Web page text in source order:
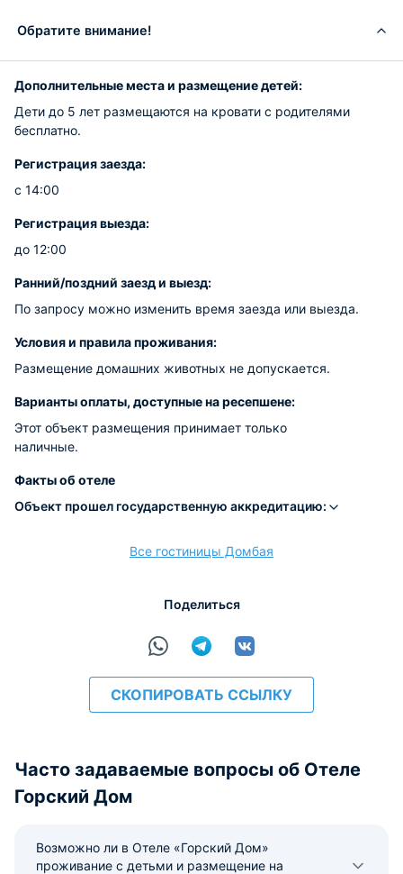
Обратите внимание!
Дополнительные места и размещение детей:
Дети до 5 лет размещаются на кровати с родителями
бесплатно.
Регистрация заезда:
с 14:00
Регистрация выезда:
до 12:00
Ранний/поздний заезд и выезд:
По запросу можно изменить время заезда или выезда.
Условия и правила проживания:
Размещение домашних животных не допускается.
Варианты оплаты, доступные на ресепшене:
Этот объект размещения принимает только
наличные.
Факты об отеле
Объект прошел государственную аккредитацию:
Все гостиницы Домбая
Поделиться
СКОПИРОВАТЬ ССЫЛКУ
Часто задаваемые вопросы об Отеле
Горский Дом
Возможно ли в Отеле «Горский Дом»
проживание с детьми и размещение на